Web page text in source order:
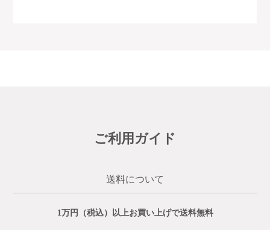
ご利用ガイド
送料について
1万円（税込）以上お買い上げで送料無料